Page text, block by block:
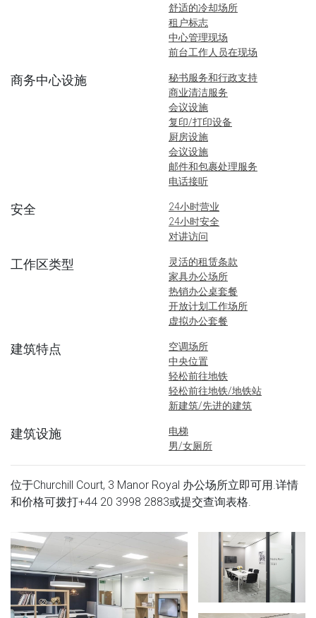
舒适的冷却场所
租户标志
中心管理现场
前台工作人员在现场
商务中心设施
秘书服务和行政支持
商业清洁服务
会议设施
复印/打印设备
厨房设施
会议设施
邮件和包裹处理服务
电话接听
安全
24小时营业
24小时安全
对讲访问
工作区类型
灵活的租赁条款
家具办公场所
热销办公桌套餐
开放计划工作场所
虚拟办公套餐
建筑特点
空调场所
中央位置
轻松前往地铁
轻松前往地铁/地铁站
新建筑/先进的建筑
建筑设施
电梯
男/女厕所
位于Churchill Court, 3 Manor Royal 办公场所立即可用.详情
和价格可拨打+44 20 3998 2883或提交查询表格.